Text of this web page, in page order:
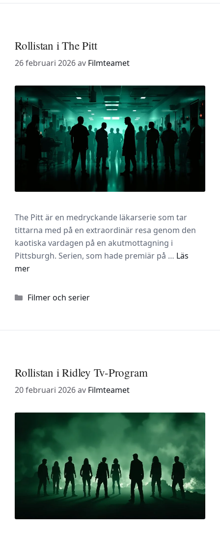
Rollistan i The Pitt
26 februari 2026av Filmteamet
The Pitt är en medryckande läkarserie som tar
tittarna med på en extraordinär resa genom den
kaotiska vardagen på en akutmottagning i
Pittsburgh. Serien, som hade premiär på … Läs
mer
Kategorier
Filmer och serier
Rollistan i Ridley Tv-Program
20 februari 2026av Filmteamet